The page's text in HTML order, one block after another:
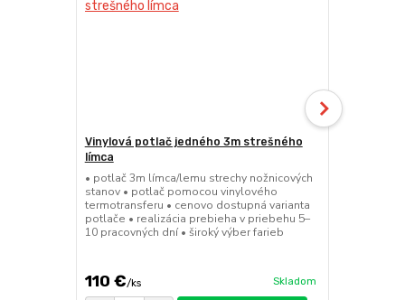
Vinylová potlač jedného 3m strešného
límca
• potlač 3m límca/lemu strechy nožnicových
stanov • potlač pomocou vinylového
termotransferu • cenovo dostupná varianta
potlače • realizácia prebieha v priebehu 5–
10 pracovných dní • široký výber farieb
110 €/ks Skladom